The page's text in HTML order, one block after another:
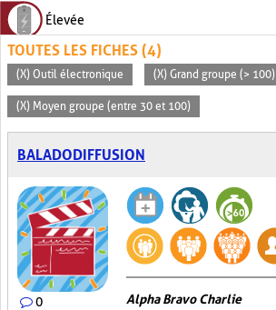
Élevée
TOUTES LES FICHES (4)
(X) Outil électronique (X) Grand groupe (> 100)
(X) Moyen groupe (entre 30 et 100)
BALADODIFFUSION
0 Alpha Bravo Charlie